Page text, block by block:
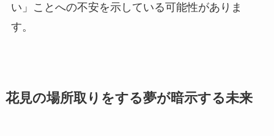
い」ことへの不安を示している可能性がありま
す。
花見の場所取りをする夢が暗示する未来